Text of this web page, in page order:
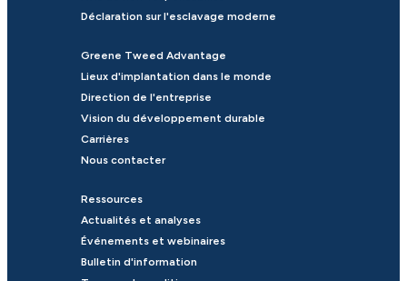
Déclaration sur l'esclavage moderne
Greene Tweed Advantage
Lieux d'implantation dans le monde
Direction de l'entreprise
Vision du développement durable
Carrières
Nous contacter
Ressources
Actualités et analyses
Événements et webinaires
Bulletin d'information